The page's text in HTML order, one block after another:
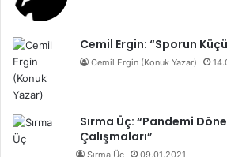
Cemil Ergin: “Sporun
Cemil Ergin (Konuk Yazar)
Sırma Üç: “Pandemi
Çalışmaları”